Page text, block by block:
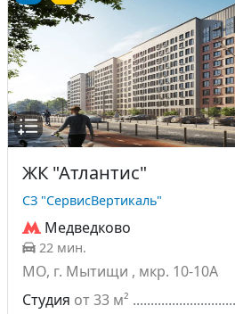
ЖК "Атлантис"
СЗ "СервисВертикаль"
Медведково
22 мин.
МО, г. Мытищи , мкр. 10-10А
Студия от 33 м²